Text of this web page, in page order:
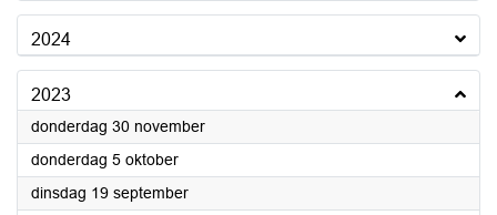
2024
2023
donderdag 30 november2023
donderdag 5 oktober2023
dinsdag 19 september2023